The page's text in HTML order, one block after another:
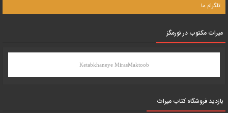
تلگرام ما
میرات مکتوب در نورمگز
Ketabkhaneye MirasMaktoob
بازدید فروشگاه کتاب میراث